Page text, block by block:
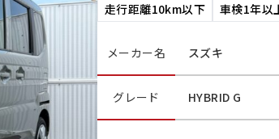
走行距離10km以下 車検1年以
メーカー名 スズキ
グレード HYBRID G